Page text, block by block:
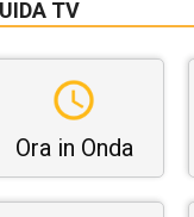
TV
Ora in Onda